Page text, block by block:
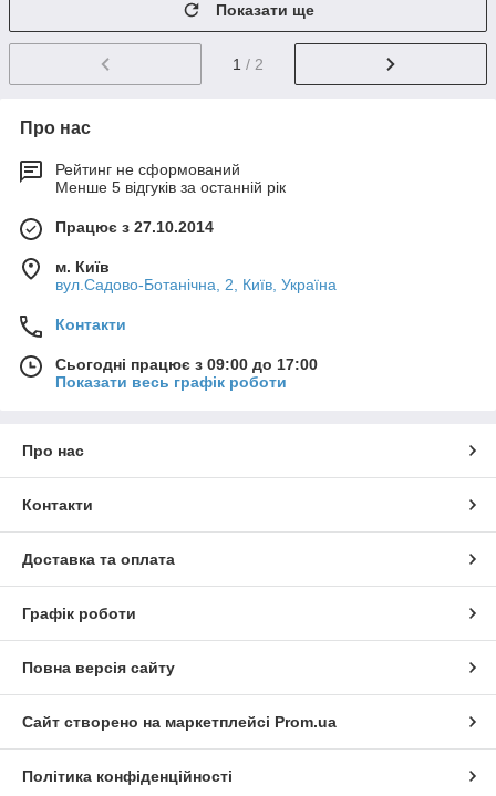
Показати ще
1 / 2
Про нас
Рейтинг не сформований
Менше 5 відгуків за останній рік
Працює з 27.10.2014
м. Київ
вул.Садово-Ботанічна, 2, Київ, Україна
Контакти
Сьогодні працює з 09:00 до 17:00
Показати весь графік роботи
Про нас
Контакти
Доставка та оплата
Графік роботи
Повна версія сайту
Сайт створено на маркетплейсі Prom.ua
Політика конфіденційності